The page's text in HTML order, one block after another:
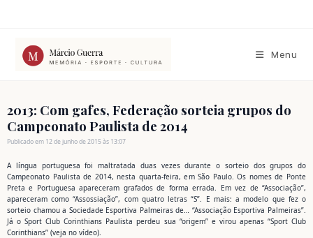
conteúdo
Menu
2013: Com gafes, Federação sorteia grupos do
Campeonato Paulista de 2014
Publicado em 12 de junho de 2015 às 13:07
A língua portuguesa foi maltratada duas vezes durante o sorteio dos grupos do
Campeonato Paulista de 2014, nesta quarta-feira, em São Paulo. Os nomes de Ponte
Preta e Portuguesa apareceram grafados de forma errada. Em vez de “Associação”,
apareceram como “Assossiação”, com quatro letras “S”. E mais: a modelo que fez o
sorteio chamou a Sociedade Esportiva Palmeiras de… “Associação Esportiva Palmeiras”.
Já o Sport Club Corinthians Paulista perdeu sua “origem” e virou apenas “Sport Club
Corinthians” (veja no vídeo).